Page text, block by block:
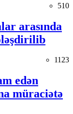
510
arasında
1123
edən
müraciətə